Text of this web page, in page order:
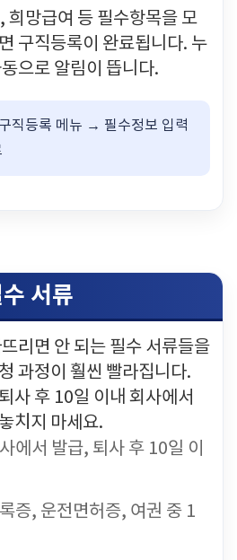
희망급여 등 필수항목을 모
구직등록이 완료됩니다. 누
으로 알림이 뜹니다.
직등록 메뉴 → 필수정보 입력
서류
리면 안 되는 필수 서류들을
과정이 훨씬 빨라집니다.
사 후 10일 이내 회사에서
치지 마세요.
에서 발급, 퇴사 후 10일 이
증, 운전면허증, 여권 중 1